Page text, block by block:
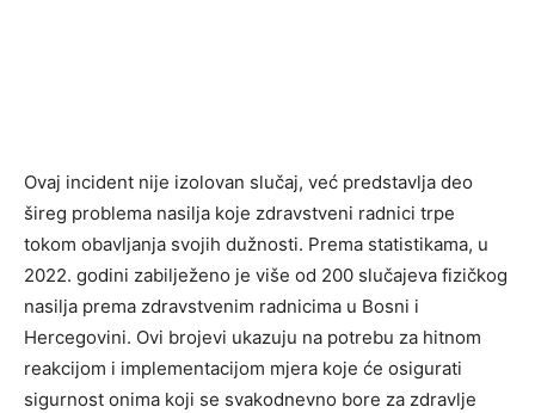
Ovaj incident nije izolovan slučaj, već predstavlja deo
šireg problema nasilja koje zdravstveni radnici trpe
tokom obavljanja svojih dužnosti. Prema statistikama, u
2022. godini zabilježeno je više od 200 slučajeva fizičkog
nasilja prema zdravstvenim radnicima u Bosni i
Hercegovini. Ovi brojevi ukazuju na potrebu za hitnom
reakcijom i implementacijom mjera koje će osigurati
sigurnost onima koji se svakodnevno bore za zdravlje